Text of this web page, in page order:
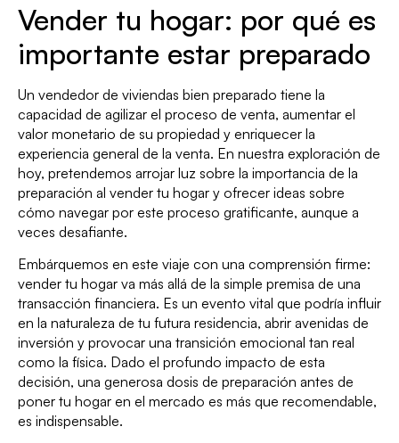
Vender tu hogar: por qué es
importante estar preparado
Un vendedor de viviendas bien preparado tiene la
capacidad de agilizar el proceso de venta, aumentar el
valor monetario de su propiedad y enriquecer la
experiencia general de la venta. En nuestra exploración de
hoy, pretendemos arrojar luz sobre la importancia de la
preparación al vender tu hogar y ofrecer ideas sobre
cómo navegar por este proceso gratificante, aunque a
veces desafiante.
Embárquemos en este viaje con una comprensión firme:
vender tu hogar va más allá de la simple premisa de una
transacción financiera. Es un evento vital que podría influir
en la naturaleza de tu futura residencia, abrir avenidas de
inversión y provocar una transición emocional tan real
como la física. Dado el profundo impacto de esta
decisión, una generosa dosis de preparación antes de
poner tu hogar en el mercado es más que recomendable,
es indispensable.